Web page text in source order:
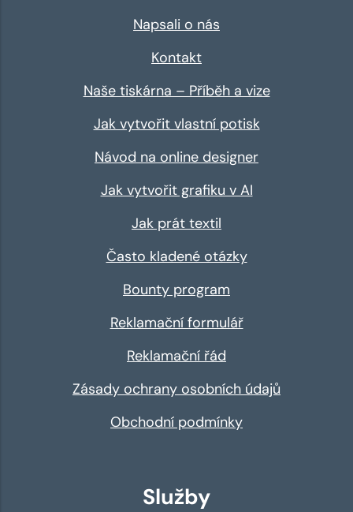
Napsali o nás
Kontakt
Naše tiskárna – Příběh a vize
Jak vytvořit vlastní potisk
Návod na online designer
Jak vytvořit grafiku v AI
Jak prát textil
Často kladené otázky
Bounty program
Reklamační formulář
Reklamační řád
Zásady ochrany osobních údajů
Obchodní podmínky
Služby